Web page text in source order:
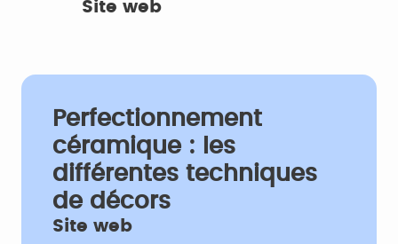
Site web
Perfectionnement
céramique : les
différentes techniques
de décors
Site web